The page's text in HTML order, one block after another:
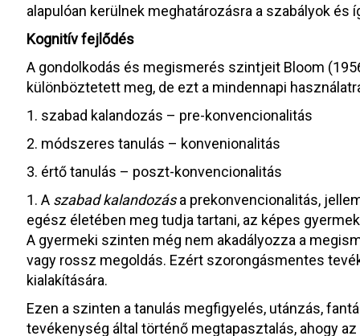
alapulóan kerülnek meghatározásra a szabályok és
Kognitív fejlődés
A gondolkodás és megismerés szintjeit Bloom
különböztetett meg, de ezt a mindennapi
1. szabad kalandozás – pre-konvencionalitás
2. módszeres tanulás – konvenionalitás
3. értő tanulás – poszt-konvencionalitás
1. A szabad kalandozása prekonvencionalitás,
egész életében meg tudja tartani, az képes
A gyermeki szinten még nem akadályozza a
vagy rossz megoldás. Ezért szorongásmentes
kialakítására.
Ezen a szinten a tanulás megfigyelés, utánzás,
tevékenység által történő megtapasztalás, ahogy